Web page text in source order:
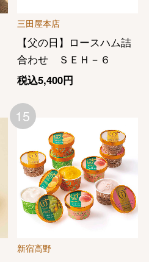
三田屋本店
【父の日】ロースハム詰
合わせ ＳＥＨ－６
税込5,400円
新宿高野
15